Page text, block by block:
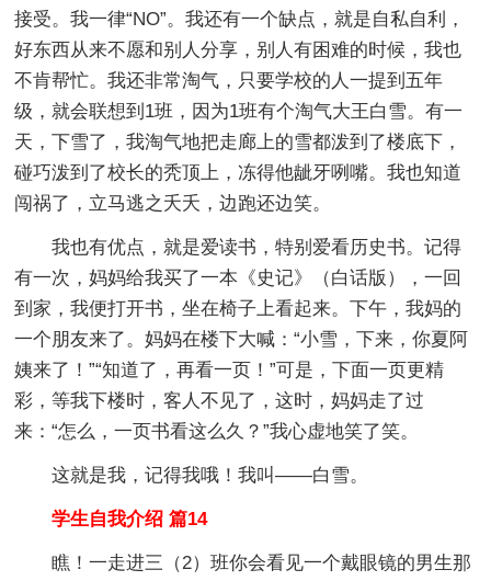
接受。我一律“NO”。我还有一个缺点，就是自私自利，
好东西从来不愿和别人分享，别人有困难的时候，我也
不肯帮忙。我还非常淘气，只要学校的人一提到五年
级，就会联想到1班，因为1班有个淘气大王白雪。有一
天，下雪了，我淘气地把走廊上的雪都泼到了楼底下，
碰巧泼到了校长的秃顶上，冻得他龇牙咧嘴。我也知道
闯祸了，立马逃之夭夭，边跑还边笑。
我也有优点，就是爱读书，特别爱看历史书。记得
有一次，妈妈给我买了一本《史记》（白话版），一回
到家，我便打开书，坐在椅子上看起来。下午，我妈的
一个朋友来了。妈妈在楼下大喊：“小雪，下来，你夏阿
姨来了！”“知道了，再看一页！”可是，下面一页更精
彩，等我下楼时，客人不见了，这时，妈妈走了过
来：“怎么，一页书看这么久？”我心虚地笑了笑。
这就是我，记得我哦！我叫——白雪。
学生自我介绍 篇14
瞧！一走进三（2）班你会看见一个戴眼镜的男生那